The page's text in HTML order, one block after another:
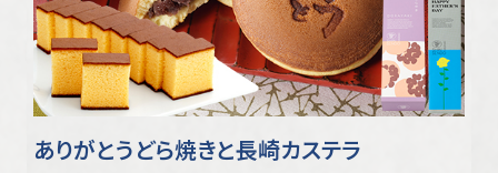
ありがとうどら焼きと長崎カステラ